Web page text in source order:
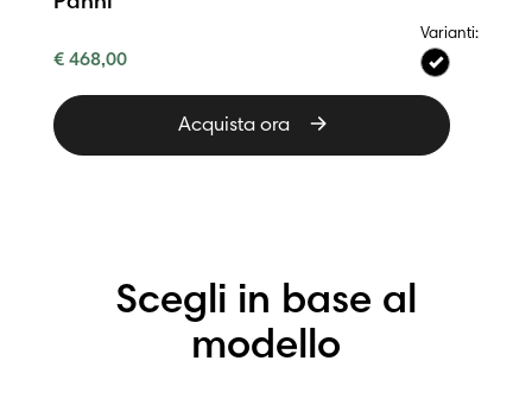
PROMOZIONE
Acquista ora
Scegli in base al
modello